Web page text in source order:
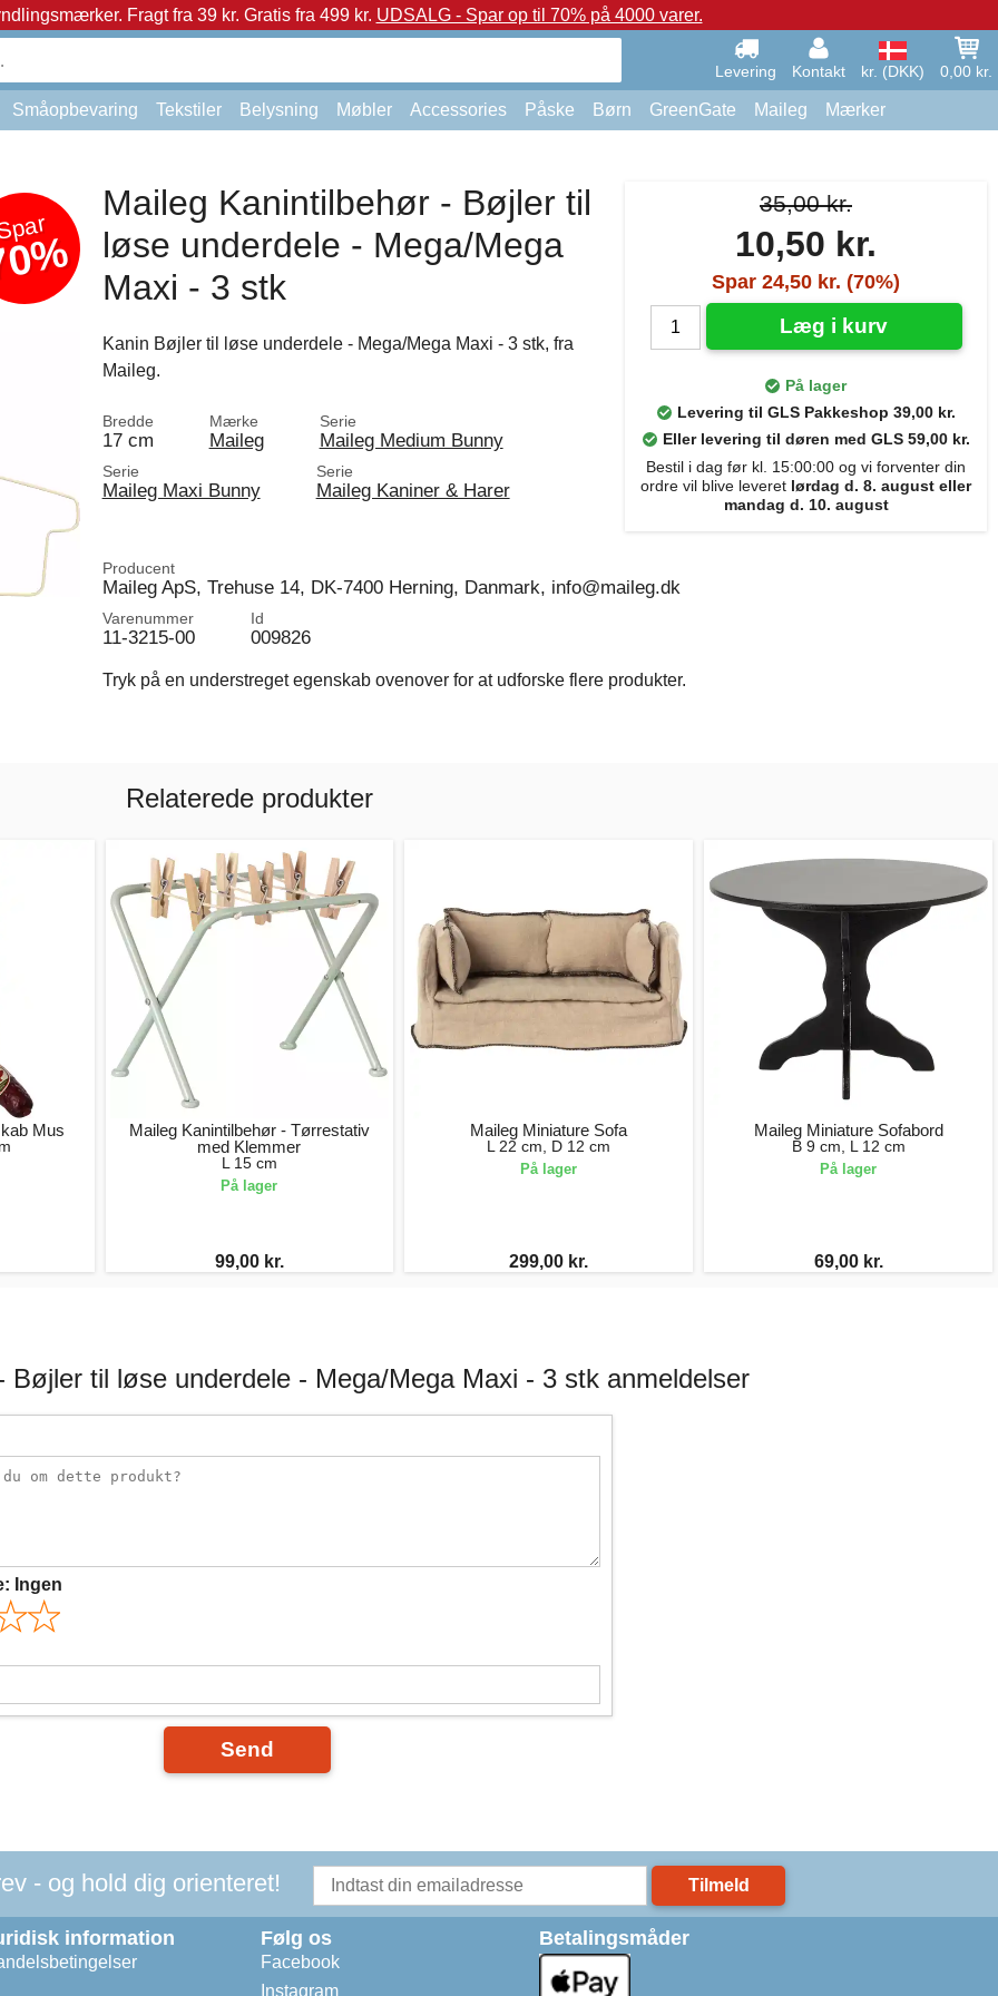
Fragt fra 39 kr. Gratis fra 499 kr. UDSALG - Spar op til 70% på 4000 varer.
Levering Kontakt kr. (DKK) 0,00 kr.
Småopbevaring Tekstiler Belysning Møbler Accessories Påske Børn GreenGate Maileg Mærker
35,00 kr.
10,50 kr.
Spar 24,50 kr. (70%)
Læg i kurv
På lager
Levering til GLS Pakkeshop 39,00 kr.
Eller levering til døren med GLS 59,00 kr.
Bestil i dag før kl. 15:00:00 og vi forventer din
ordre vil blive leveret lørdag d. 8. august eller
mandag d. 10. august
Maileg Kanintilbehør - Bøjler til
løse underdele - Mega/Mega
Maxi - 3 stk
Kanin Bøjler til løse underdele - Mega/Mega Maxi - 3 stk, fra
Maileg.
Bredde
17 cm
Mærke
Maileg
Serie
Maileg Medium Bunny
Serie
Maileg Maxi Bunny
Serie
Maileg Kaniner & Harer
Producent
Maileg ApS, Trehuse 14, DK-7400 Herning, Danmark, info@maileg.dk
Varenummer
11-3215-00
Id
009826
Tryk på en understreget egenskab ovenover for at udforske flere produkter.
Relaterede produkter
Mus
Maileg Kanintilbehør - Tørrestativ
med Klemmer
L 15 cm
På lager
99,00 kr.
Maileg Miniature Sofa
L 22 cm, D 12 cm
På lager
299,00 kr.
Maileg Miniature Sofabord
B 9 cm, L 12 cm
På lager
69,00 kr.
Bøjler til løse underdele - Mega/Mega Maxi - 3 stk anmeldelser
Ingen
Send
- og hold dig orienteret! Tilmeld
information Følg os
Facebook
Instagram
Betalingsmåder